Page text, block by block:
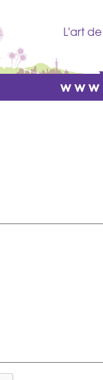
L'art